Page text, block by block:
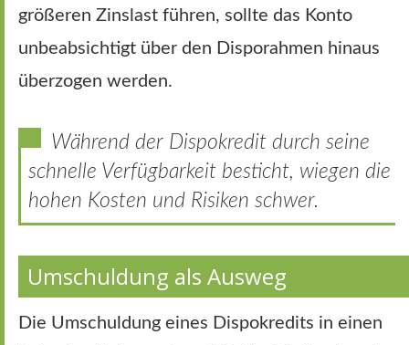
größeren Zinslast führen, sollte das Konto
unbeabsichtigt über den Disporahmen hinaus
überzogen werden.
Während der Dispokredit durch seine
schnelle Verfügbarkeit besticht, wiegen die
hohen Kosten und Risiken schwer.
Umschuldung als Ausweg
Die Umschuldung eines Dispokredits in einen